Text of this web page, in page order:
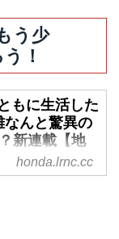
CR-Xとホンダ
メラマン伊藤
のオドメータ
を越えてい
どこへ向かった
でCR-Xを愛す
の走行距離は
のか…この連
魅力とともに
う少
！
もに生活した
んと驚異の
新連載【地
もう少し。】
Little Honda
honda.lrnc.cc